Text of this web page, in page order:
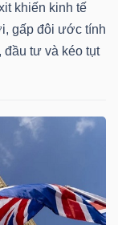
khiến kinh tế
gấp đôi ước tính
đầu tư và kéo tụt